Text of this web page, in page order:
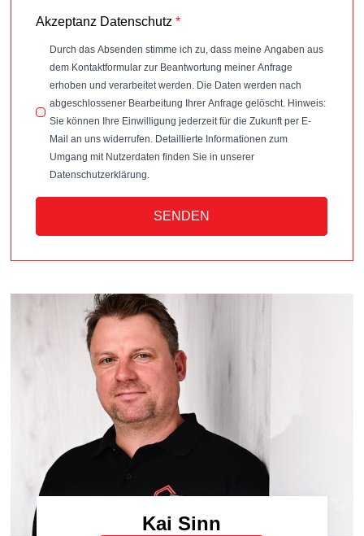
Akzeptanz Datenschutz *
Durch das Absenden stimme ich zu, dass meine Angaben aus
dem Kontaktformular zur Beantwortung meiner Anfrage
erhoben und verarbeitet werden. Die Daten werden nach
abgeschlossener Bearbeitung Ihrer Anfrage gelöscht. Hinweis:
Sie können Ihre Einwilligung jederzeit für die Zukunft per E-
Mail an uns widerrufen. Detaillierte Informationen zum
Umgang mit Nutzerdaten finden Sie in unserer
Datenschutzerklärung.
SENDEN
Kai Sinn